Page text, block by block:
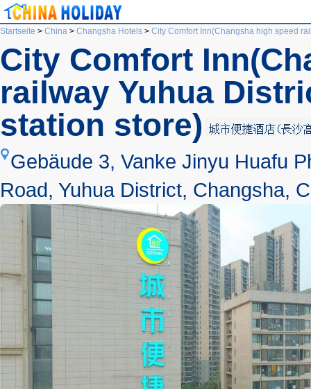
Startseite > China > Changsha Hotels > City Comfort Inn(Changsha high speed
City Comfort
railway Yuhua
station store)
Gebäude 3, Vanke Jinyu Huafu
Road, Yuhua District, Changsha,